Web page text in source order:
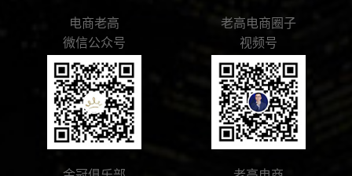
电商老高
微信公众号
老高电商圈子
视频号